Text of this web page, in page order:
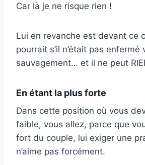
Car là je ne risque rien !
Lui en revanche est devant ce
pourrait s’il n’était pas enfermé
sauvagement… et il ne peut
En étant la plus forte
Dans cette position où vous
faible, vous allez, parce que
fort du couple, lui exiger une
n’aime pas forcément.